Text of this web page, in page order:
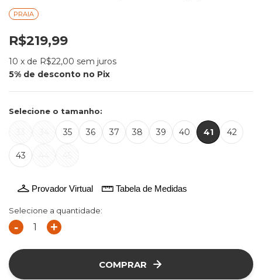
PRAIA
R$219,99
10 x de R$22,00 sem juros
Selecione o tamanho:
35 36 37 38 39 40 41 42
43
Provador Virtual Tabela de Medidas
Selecione a quantidade:
- +
COMPRAR